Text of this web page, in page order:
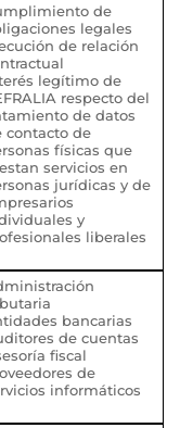
de
legales
de relación
legítimo de
respecto del
de datos
contacto de
físicas que
servicios en
jurídicas y de
y
liberales
bancarias
de cuentas
fiscal
de
informáticos